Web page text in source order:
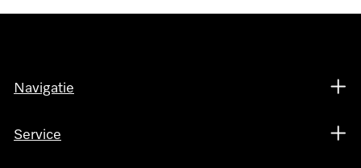
Navigatie
Service